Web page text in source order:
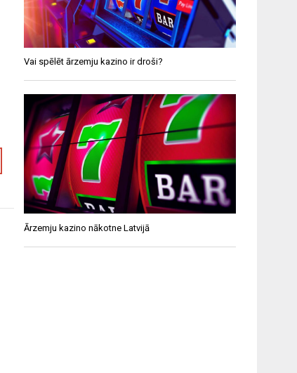
Vai spēlēt ārzemju kazino ir droši?
Ārzemju kazino nākotne Latvijā